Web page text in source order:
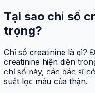
Tại sao chỉ số
trọng?
Chỉ số creatinine là gì?
creatinine hiện diện
chỉ số này, các bác sĩ
suất lọc máu của thận.